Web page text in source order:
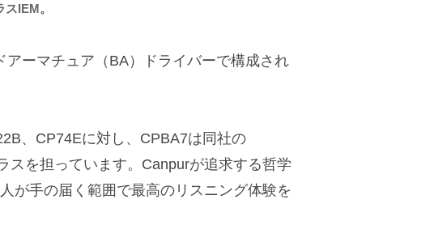
IEM。
ーマチュア（BA）ドライバーで構成され
、CP74Eに対し、CPBA7は同社の
スを担っています。Canpurが追求する哲学
が手の届く範囲で最高のリスニング体験を